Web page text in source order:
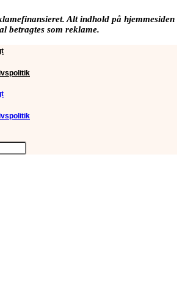
Alt indhold på hjemmesiden
betragtes som reklame.